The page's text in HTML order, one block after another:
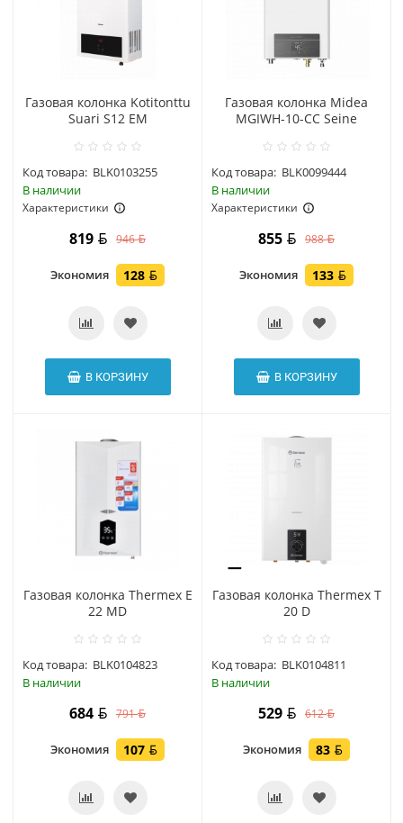
Газовая колонка Kotitonttu
Suari S12 EM
Код товара: BLK0103255
В наличии
Характеристики
819 946
Экономия 128
В КОРЗИНУ
Газовая колонка Midea
MGIWH-10-CC Seine
Код товара: BLK0099444
В наличии
Характеристики
855 988
Экономия 133
В КОРЗИНУ
Газовая колонка Thermex E
22 MD
Код товара: BLK0104823
В наличии
684 791
Экономия 107
Газовая колонка Thermex T
20 D
Код товара: BLK0104811
В наличии
529 612
Экономия 83